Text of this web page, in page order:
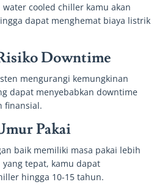
cooled chiller kamu akan
dapat menghemat biaya listrik
Downtime
mengurangi kemungkinan
dapat menyebabkan downtime
finansial.
Pakai
baik memiliki masa pakai lebih
tepat, kamu dapat
hingga 10-15 tahun.